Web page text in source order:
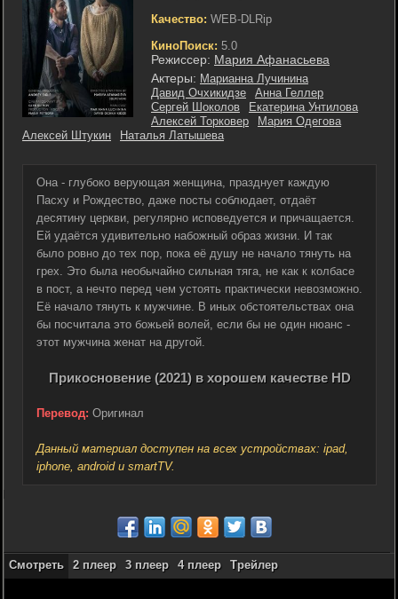
Качество: WEB-DLRip
КиноПоиск: 5.0
Режиссер: Мария Афанасьева
Актеры: Марианна Лучинина
Давид Очхикидзе
Анна Геллер
Сергей Шоколов
Екатерина Унтилова
Алексей Торковер
Мария Одегова
Алексей Штукин
Наталья Латышева
Она - глубоко верующая женщина, празднует каждую
Пасху и Рождество, даже посты соблюдает, отдаёт
десятину церкви, регулярно исповедуется и причащается.
Ей удаётся удивительно набожный образ жизни. И так
было ровно до тех пор, пока её душу не начало тянуть на
грех. Это была необычайно сильная тяга, не как к колбасе
в пост, а нечто перед чем устоять практически невозможно.
Её начало тянуть к мужчине. В иных обстоятельствах она
бы посчитала это божьей волей, если бы не один нюанс -
этот мужчина женат на другой.
Прикосновение (2021) в хорошем качестве HD
Перевод: Оригинал
Данный материал доступен на всех устройствах: ipad,
iphone, android и smartTV.
Смотреть 2 плеер 3 плеер 4 плеер Трейлер